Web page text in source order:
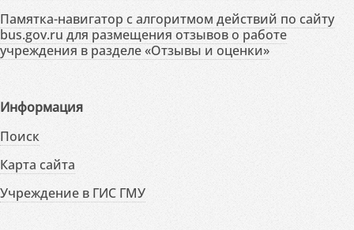
Памятка-навигатор с алгоритмом действий по сайту
bus.gov.ru для размещения отзывов о работе
учреждения в разделе «Отзывы и оценки»
Информация
Поиск
Карта сайта
Учреждение в ГИС ГМУ